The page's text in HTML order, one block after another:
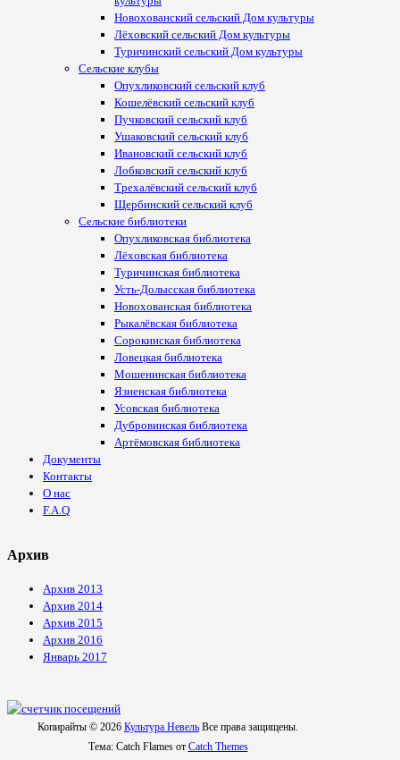
Новохованский сельский Дом культуры
Лёховский сельский Дом культуры
Туричинский сельский Дом культуры
Сельские клубы
Опухликовский сельский клуб
Кошелёвский сельский клуб
Пучковский сельский клуб
Ушаковский сельский клуб
Ивановский сельский клуб
Лобковский сельский клуб
Трехалёвский сельский клуб
Щербинский сельский клуб
Сельские библиотеки
Опухликовская библиотека
Лёховская библиотека
Туричинская библиотека
Усть-Долысская библиотека
Новохованская библиотека
Рыкалёвская библиотека
Сорокинская библиотека
Ловецкая библиотека
Мошенинская библиотека
Язненская библиотека
Усовская библиотека
Дубровинская библиотека
Артёмовская библиотека
Документы
Контакты
О нас
F.A.Q
Архив
Архив 2013
Архив 2014
Архив 2015
Архив 2016
Январь 2017
Копирайты © 2026 Культура Невель Все права защищены.
Тема: Catch Flames от Catch Themes